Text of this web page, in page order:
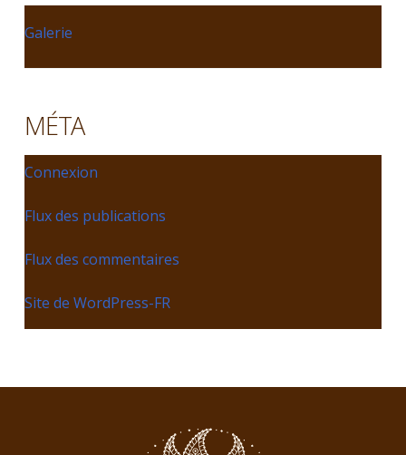
Galerie
MÉTA
Connexion
Flux des publications
Flux des commentaires
Site de WordPress-FR